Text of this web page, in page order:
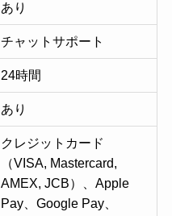
あり
チャットサポート
24時間
あり
クレジットカード
（VISA, Mastercard,
AMEX, JCB）、Apple
Pay、Google Pay、